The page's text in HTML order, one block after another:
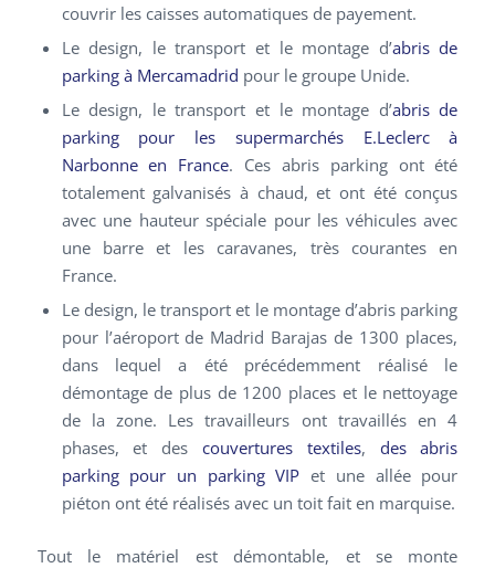
couvrir les caisses automatiques de payement.
Le design, le transport et le montage d’abris de
parking à Mercamadrid pour le groupe Unide.
Le design, le transport et le montage d’abris de
parking pour les supermarchés E.Leclerc à
Narbonne en France. Ces abris parking ont été
totalement galvanisés à chaud, et ont été conçus
avec une hauteur spéciale pour les véhicules avec
une barre et les caravanes, très courantes en
France.
Le design, le transport et le montage d’abris parking
pour l’aéroport de Madrid Barajas de 1300 places,
dans lequel a été précédemment réalisé le
démontage de plus de 1200 places et le nettoyage
de la zone. Les travailleurs ont travaillés en 4
phases, et des couvertures textiles, des abris
parking pour un parking VIP et une allée pour
piéton ont été réalisés avec un toit fait en marquise.
Tout le matériel est démontable, et se monte